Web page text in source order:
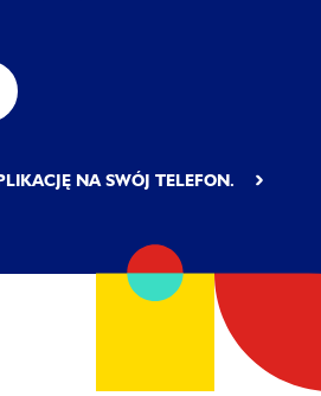
NA SWÓJ TELEFON.